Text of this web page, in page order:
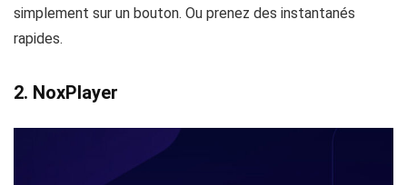
simplement sur un bouton. Ou prenez des instantanés
rapides.
2. NoxPlayer